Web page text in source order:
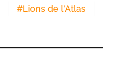
#Lions de l'Atlas